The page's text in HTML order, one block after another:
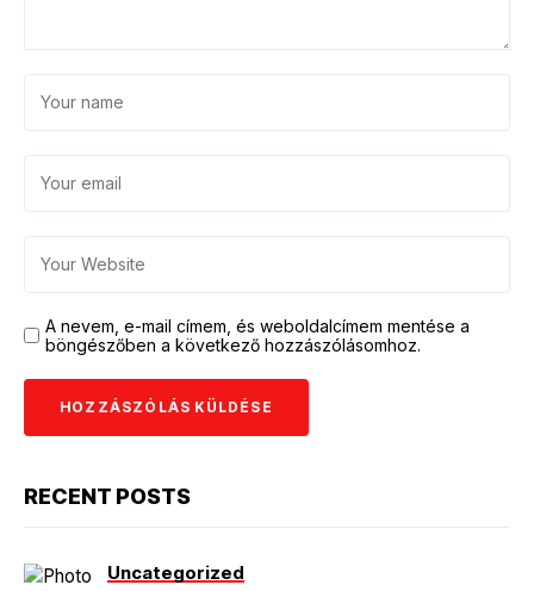
A nevem, e-mail címem, és weboldalcímem mentése a
böngészőben a következő hozzászólásomhoz.
RECENT POSTS
Uncategorized